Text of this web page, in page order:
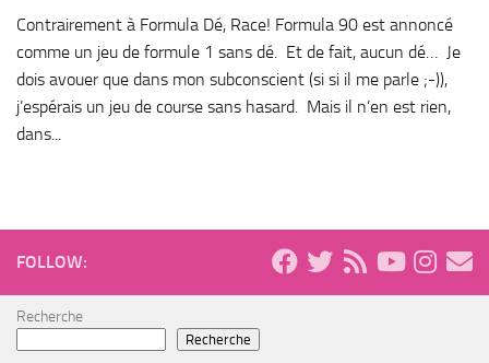
Contrairement à Formula Dé, Race! Formula 90 est annoncé
comme un jeu de formule 1 sans dé. Et de fait, aucun dé… Je
dois avouer que dans mon subconscient (si si il me parle ;-)),
j’espérais un jeu de course sans hasard. Mais il n’en est rien,
dans...
FOLLOW:
Recherche
Recherche